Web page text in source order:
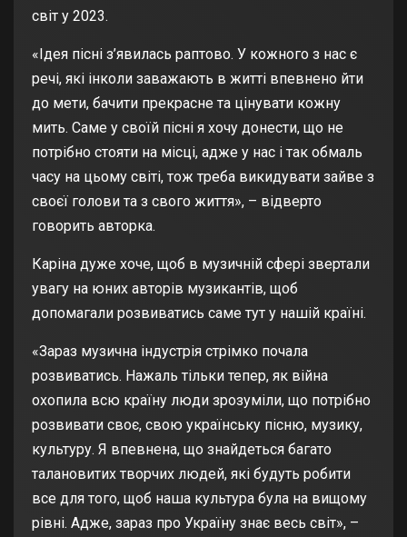
світ у 2023.
«Ідея пісні з’явилась раптово. У кожного з нас є
речі, які інколи заважають в житті впевнено йти
до мети, бачити прекрасне та цінувати кожну
мить. Саме у своїй пісні я хочу донести, що не
потрібно стояти на місці, адже у нас і так обмаль
часу на цьому світі, тож треба викидувати зайве з
своєї голови та з свого життя», – відверто
говорить авторка.
Каріна дуже хоче, щоб в музичній сфері звертали
увагу на юних авторів музикантів, щоб
допомагали розвиватись саме тут у нашій країні.
«Зараз музична індустрія стрімко почала
розвиватись. Нажаль тільки тепер, як війна
охопила всю країну люди зрозуміли, що потрібно
розвивати своє, свою українську пісню, музику,
культуру. Я впевнена, що знайдеться багато
талановитих творчих людей, які будуть робити
все для того, щоб наша культура була на вищому
рівні. Адже, зараз про Україну знає весь світ», –